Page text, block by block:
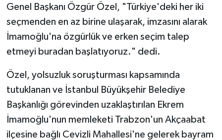
Genel Başkanı Özgür Özel, "Türkiye'deki her iki
seçmenden en az birine ulaşarak, imzasını alarak
İmamoğlu'na özgürlük ve erken seçim talep
etmeyi buradan başlatıyoruz." dedi.
Özel, yolsuzluk soruşturması kapsamında
tutuklanan ve İstanbul Büyükşehir Belediye
Başkanlığı görevinden uzaklaştırılan Ekrem
İmamoğlu'nun memleketi Trabzon'un Akçaabat
ilçesine bağlı Cevizli Mahallesi'ne gelerek bayram